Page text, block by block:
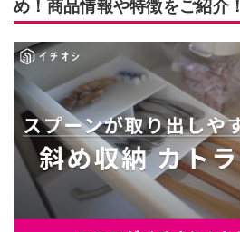
め！商品情報や特徴をご紹介！